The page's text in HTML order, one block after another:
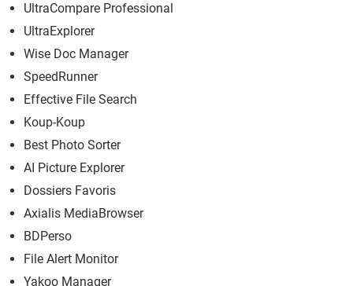
UltraCompare Professional
UltraExplorer
Wise Doc Manager
SpeedRunner
Effective File Search
Koup-Koup
Best Photo Sorter
AI Picture Explorer
Dossiers Favoris
Axialis MediaBrowser
BDPerso
File Alert Monitor
Yakoo Manager